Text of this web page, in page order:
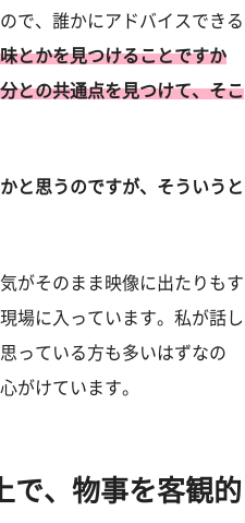
で、誰かにアドバイスできる
とかを見つけることですか
との共通点を見つけて、そこ
と思うのですが、そういうと
がそのまま映像に出たりもす
場に入っています。私が話し
っている方も多いはずなの
がけています。
で、物事を客観的